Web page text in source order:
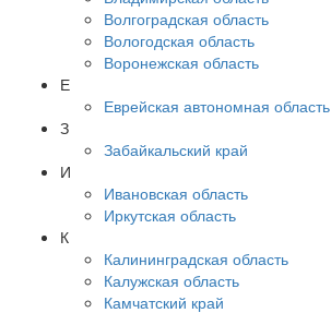
Волгоградская область
Вологодская область
Воронежская область
Е
Еврейская автономная область
З
Забайкальский край
И
Ивановская область
Иркутская область
К
Калининградская область
Калужская область
Камчатский край